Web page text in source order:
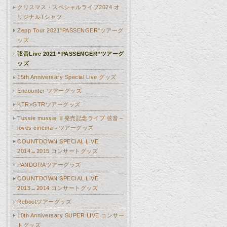
クリスマス・スペシャルライブ2024 オ
リジナルTシャツ
Zepp Tour 2021"PASSENGER"ツアーグ
ッズ
弦音Live 2021 “PASSENGER”ツアーグ
ッズ
15th Anniversary Special Live グッズ
Encounter ツアーグッズ
KTR×GTRツアーグッズ
Tussie mussie Ⅱ発売記念ライブ 弦音～
loves cinema～ツアーグッズ
COUNTDOWN SPECIAL LIVE
2014→2015 コンサートグッズ
PANDORAツアーグッズ
COUNTDOWN SPECIAL LIVE
2013→2014 コンサートグッズ
Rebootツアーグッズ
10th Anniversary SUPER LIVE コンサー
トグッズ